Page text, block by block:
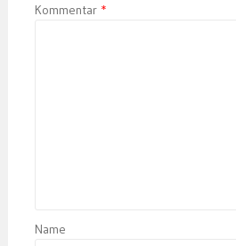
Kommentar *
Name